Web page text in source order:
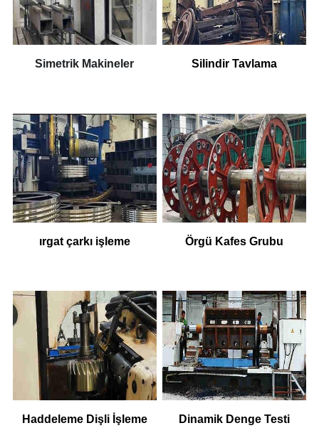
Simetrik Makineler Silindir Tavlama
ırgat çarkı işleme Örgü Kafes Grubu
Haddeleme Dişli İşleme Dinamik Denge Testi